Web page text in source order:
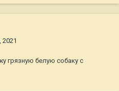
2021
грязную белую собаку с